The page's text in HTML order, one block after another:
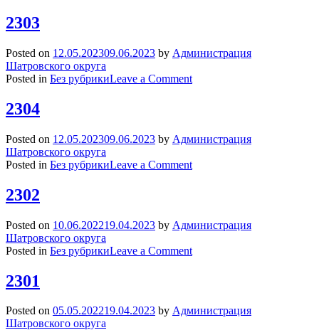
2303
Posted on 12.05.202309.06.2023 by Администрация
Шатровского округа
Posted in Без рубрикиLeave a Commenton
2304
Posted on 12.05.202309.06.2023 by Администрация
Шатровского округа
Posted in Без рубрикиLeave a Commenton
2302
Posted on 10.06.202219.04.2023 by Администрация
Шатровского округа
Posted in Без рубрикиLeave a Commenton
2301
Posted on 05.05.202219.04.2023 by Администрация
Шатровского округа